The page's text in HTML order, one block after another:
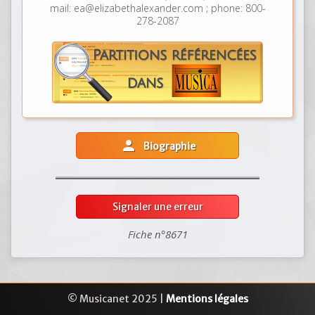
mail: ea@elizabethalexander.com ; phone: 800-
278-2087
person Biographie
Signaler une erreur
Fiche n°8671
© Musicanet 2025 | Mentions légales